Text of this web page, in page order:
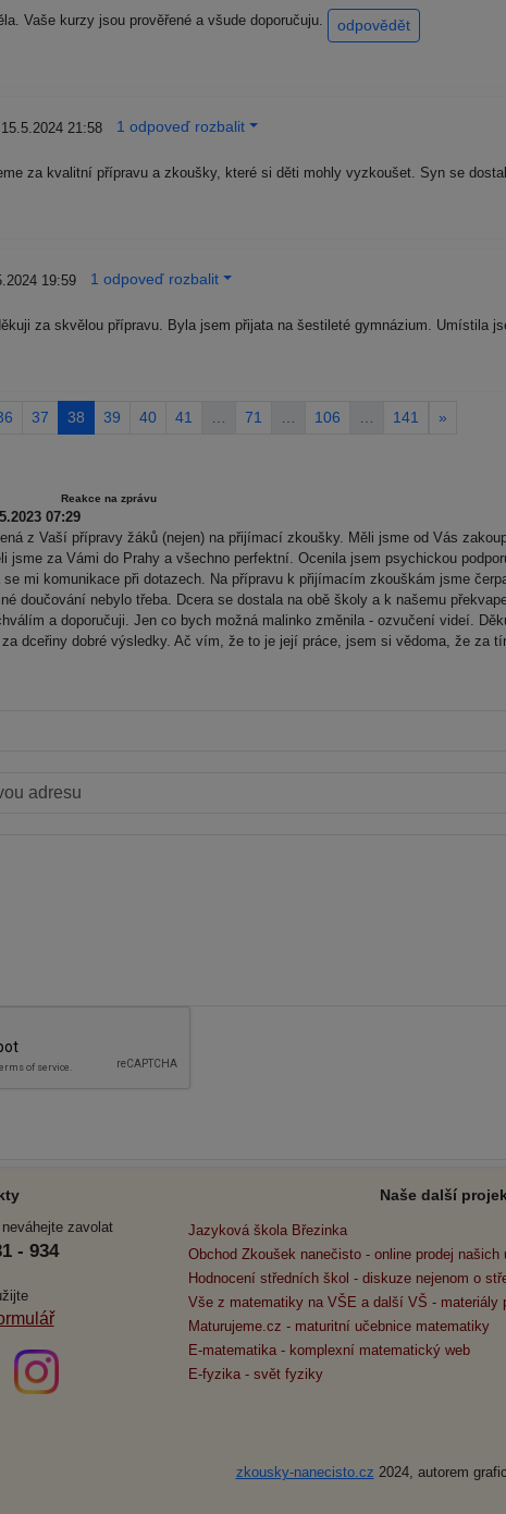
Vaše kurzy jsou prověřené a všude doporučuju.
odpovědět
21:58 1 odpoveď rozbalit
za kvalitní přípravu a zkoušky, které si děti mohly vyzkoušet. Syn se
19:59 1 odpoveď rozbalit
za skvělou přípravu. Byla jsem přijata na šestileté gymnázium. Umístila
37 38 39 40 41 71 106 141 »
Reakce na zprávu
07:29
z Vaší přípravy žáků (nejen) na přijímací zkoušky. Měli jsme od Vás
jsme za Vámi do Prahy a všechno perfektní. Ocenila jsem psychickou
mi komunikace při dotazech. Na přípravu k přijímacím zkouškám jsme
doučování nebylo třeba. Dcera se dostala na obě školy a k našemu
a doporučuji. Jen co bych možná malinko změnila - ozvučení videí.
dceřiny dobré výsledky. Ač vím, že to je její práce, jsem si vědoma, že za
zavolat
- 934
Naše další
Jazyková škola Březinka
Obchod Zkoušek nanečisto - online prodej našich
Hodnocení středních škol - diskuze nejenom o
Vše z matematiky na VŠE a další VŠ - materiály
Maturujeme.cz - maturitní učebnice matematiky
E-matematika - komplexní matematický web
E-fyzika - svět fyziky
zkousky-nanecisto.cz 2024, autorem